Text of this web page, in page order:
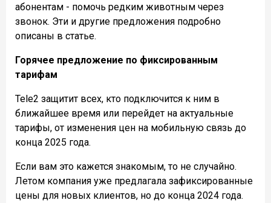
абонентам - помочь редким животным через
звонок. Эти и другие предложения подробно
описаны в статье.
Горячее предложение по фиксированным
тарифам
Tele2 защитит всех, кто подключится к ним в
ближайшее время или перейдет на актуальные
тарифы, от изменения цен на мобильную связь до
конца 2025 года.
Если вам это кажется знакомым, то не случайно.
Летом компания уже предлагала зафиксированные
цены для новых клиентов, но до конца 2024 года.